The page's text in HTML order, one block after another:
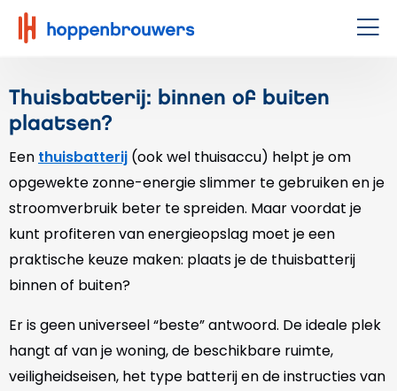
Hoppenbrouwers
|
techniek
leeft
Thuisbatterij: binnen of buiten
plaatsen?
Een thuisbatterij (ook wel thuisaccu) helpt je om
opgewekte zonne-energie slimmer te gebruiken en je
stroomverbruik beter te spreiden. Maar voordat je
kunt profiteren van energieopslag moet je een
praktische keuze maken: plaats je de thuisbatterij
binnen of buiten?
Er is geen universeel “beste” antwoord. De ideale plek
hangt af van je woning, de beschikbare ruimte,
veiligheidseisen, het type batterij en de instructies van